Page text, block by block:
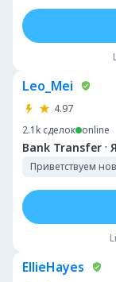
Leo_Mei
4.97
2.1k сделок online
Bank Transfer ·
Приветствуем
EllieHayes